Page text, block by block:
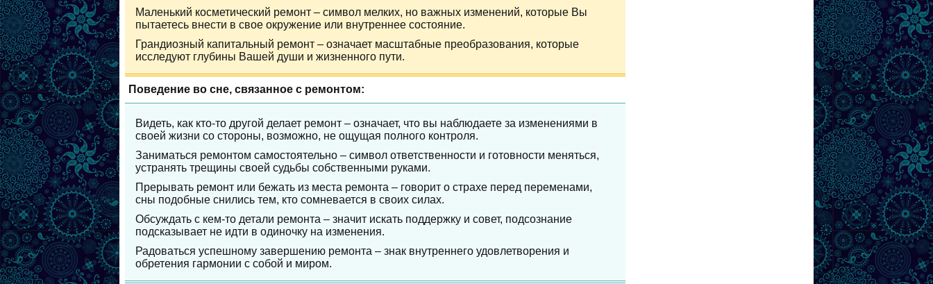
Маленький косметический ремонт – символ мелких, но важных изменений, которые Вы
пытаетесь внести в свое окружение или внутреннее состояние.
Грандиозный капитальный ремонт – означает масштабные преобразования, которые
исследуют глубины Вашей души и жизненного пути.
Поведение во сне, связанное с ремонтом:
Видеть, как кто-то другой делает ремонт – означает, что вы наблюдаете за изменениями в
своей жизни со стороны, возможно, не ощущая полного контроля.
Заниматься ремонтом самостоятельно – символ ответственности и готовности меняться,
устранять трещины своей судьбы собственными руками.
Прерывать ремонт или бежать из места ремонта – говорит о страхе перед переменами,
сны подобные снились тем, кто сомневается в своих силах.
Обсуждать с кем-то детали ремонта – значит искать поддержку и совет, подсознание
подсказывает не идти в одиночку на изменения.
Радоваться успешному завершению ремонта – знак внутреннего удовлетворения и
обретения гармонии с собой и миром.